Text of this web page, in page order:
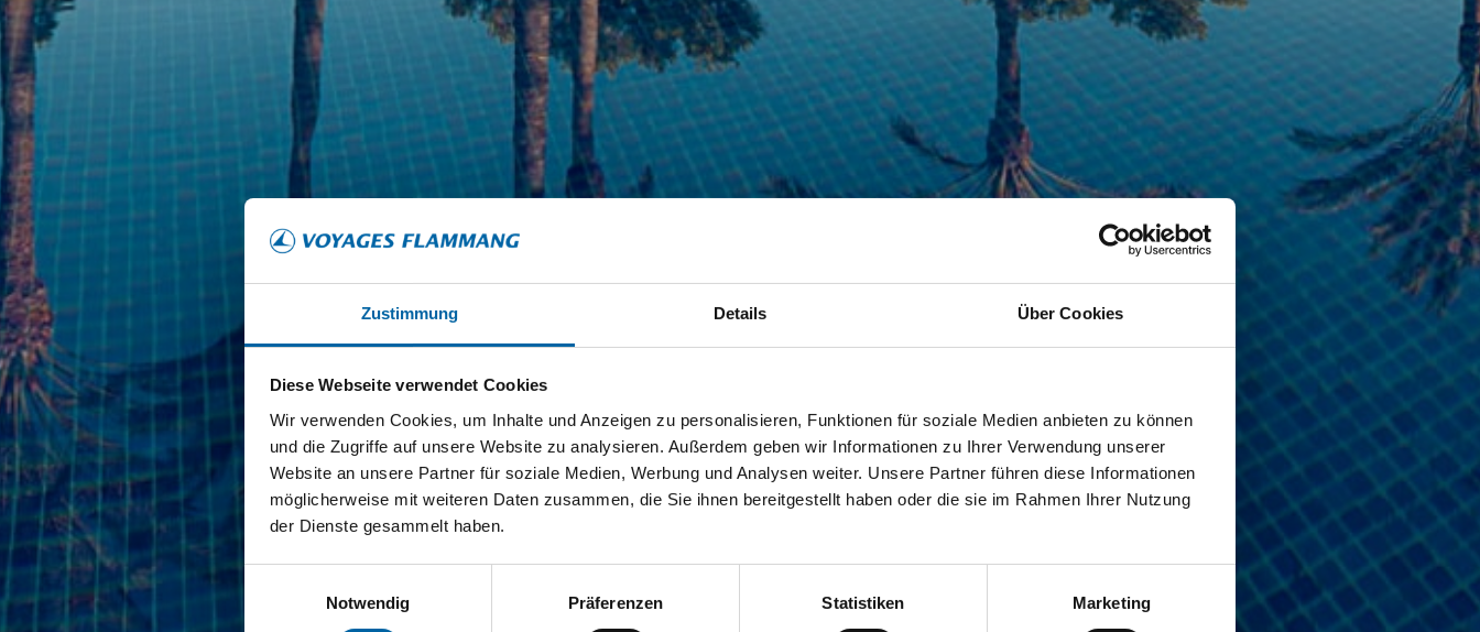
Zustimmung Details Über Cookies
Diese Webseite verwendet Cookies
Wir verwenden Cookies, um Inhalte und Anzeigen zu personalisieren, Funktionen für soziale Medien anbieten zu können
und die Zugriffe auf unsere Website zu analysieren. Außerdem geben wir Informationen zu Ihrer Verwendung unserer
Website an unsere Partner für soziale Medien, Werbung und Analysen weiter. Unsere Partner führen diese Informationen
möglicherweise mit weiteren Daten zusammen, die Sie ihnen bereitgestellt haben oder die sie im Rahmen Ihrer Nutzung
der Dienste gesammelt haben.
Notwendig
Präferenzen Statistiken Marketing